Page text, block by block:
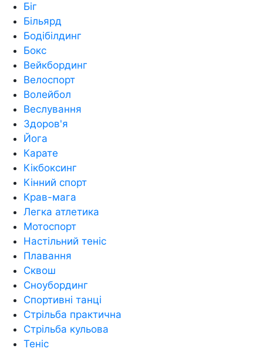
Біг
Більярд
Бодібілдинг
Бокс
Вейкбординг
Велоспорт
Волейбол
Веслування
Здоров'я
Йога
Карате
Кікбоксинг
Кінний спорт
Крав-мага
Легка атлетика
Мотоспорт
Настільний теніс
Плавання
Сквош
Сноубординг
Спортивні танці
Стрільба практична
Стрільба кульова
Теніс